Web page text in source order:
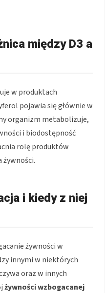
między D3 a
w produktach
pojawia się głównie w
organizm metabolizuje,
i biodostępność
rolę produktów
żywności.
i kiedy z niej
żywności w
innymi w niektórych
oraz w innych
żywności wzbogacanej